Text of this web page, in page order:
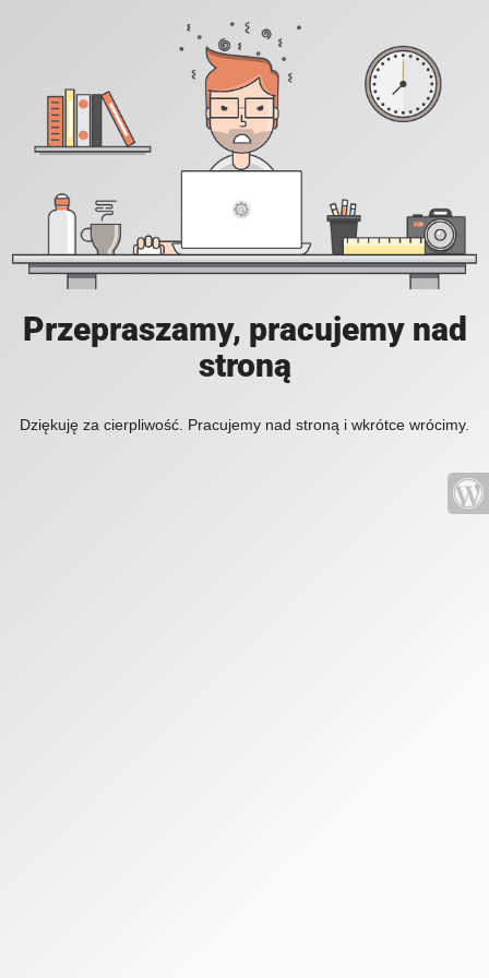
Przepraszamy, pracujemy nad
stroną
Dziękuję za cierpliwość. Pracujemy nad stroną i wkrótce wrócimy.